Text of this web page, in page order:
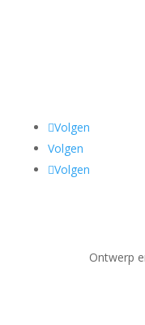
Volgen
Volgen
Volgen
Ontwerp